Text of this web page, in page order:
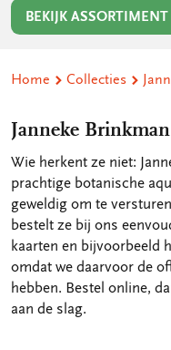
BEKIJK ASSORTIMENT
Home Collecties
Janneke
Wie herkent ze niet:
prachtige botanische
geweldig om te
bestelt ze bij ons
kaarten en bijvoorbeeld
omdat we daarvoor de
hebben. Bestel online,
aan de slag.